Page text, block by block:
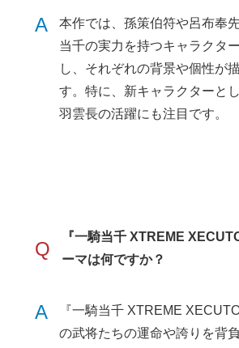
A
本作では、孫策伯符や呂布奉
当千の実力を持つキャラクタ
し、それぞれの背景や個性が
す。特に、新キャラクターと
羽雲長の活躍にも注目です。
Q
『一騎当千 XTREME
ーマは何ですか？
A
『一騎当千 XTREME
の武将たちの運命や誇りを背